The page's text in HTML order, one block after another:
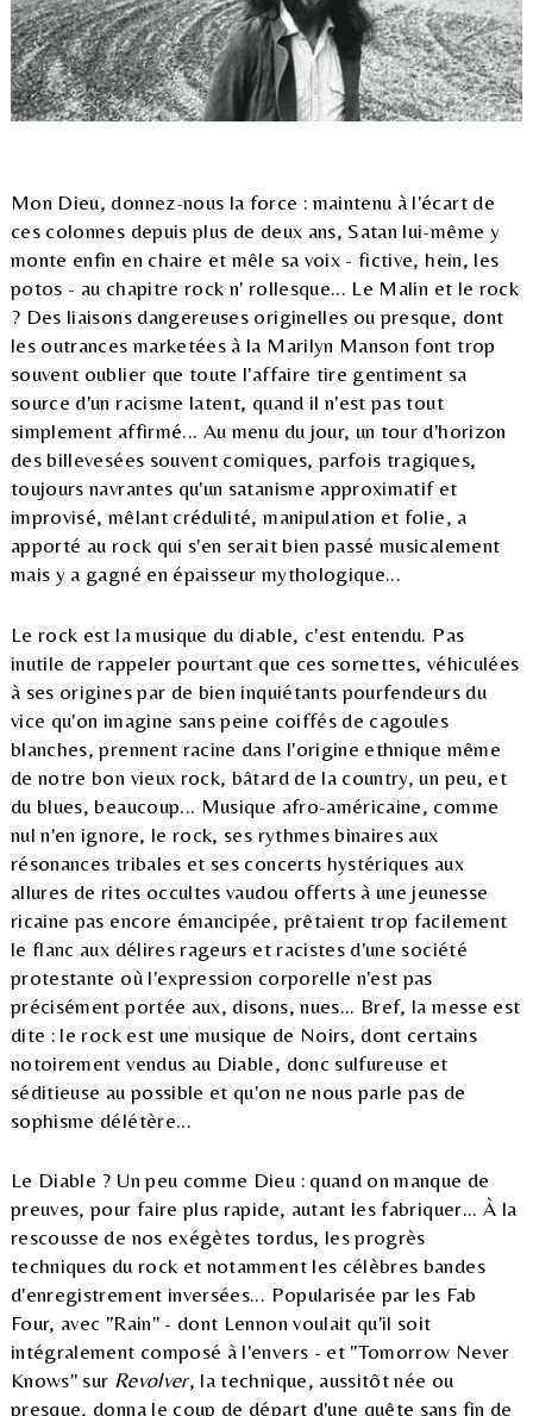
Mon Dieu, donnez-nous la force : maintenu à l'écart de
ces colonnes depuis plus de deux ans, Satan lui-même y
monte enfin en chaire et mêle sa voix - fictive, hein, les
potos - au chapitre rock n' rollesque... Le Malin et le rock
? Des liaisons dangereuses originelles ou presque, dont
les outrances marketées à la Marilyn Manson font trop
souvent oublier que toute l'affaire tire gentiment sa
source d'un racisme latent, quand il n'est pas tout
simplement affirmé... Au menu du jour, un tour d'horizon
des billevesées souvent comiques, parfois tragiques,
toujours navrantes qu'un satanisme approximatif et
improvisé, mêlant crédulité, manipulation et folie, a
apporté au rock qui s'en serait bien passé musicalement
mais y a gagné en épaisseur mythologique...
Le rock est la musique du diable, c'est entendu. Pas
inutile de rappeler pourtant que ces sornettes, véhiculées
à ses origines par de bien inquiétants pourfendeurs du
vice qu'on imagine sans peine coiffés de cagoules
blanches, prennent racine dans l'origine ethnique même
de notre bon vieux rock, bâtard de la country, un peu, et
du blues, beaucoup... Musique afro-américaine, comme
nul n'en ignore, le rock, ses rythmes binaires aux
résonances tribales et ses concerts hystériques aux
allures de rites occultes vaudou offerts à une jeunesse
ricaine pas encore émancipée, prêtaient trop facilement
le flanc aux délires rageurs et racistes d'une société
protestante où l'expression corporelle n'est pas
précisément portée aux, disons, nues... Bref, la messe est
dite : le rock est une musique de Noirs, dont certains
notoirement vendus au Diable, donc sulfureuse et
séditieuse au possible et qu'on ne nous parle pas de
sophisme délétère...
Le Diable ? Un peu comme Dieu : quand on manque de
preuves, pour faire plus rapide, autant les fabriquer... À la
rescousse de nos exégètes tordus, les progrès
techniques du rock et notamment les célèbres bandes
d'enregistrement inversées... Popularisée par les Fab
Four, avec "Rain" - dont Lennon voulait qu'il soit
intégralement composé à l'envers - et "Tomorrow Never
Knows" sur Revolver, la technique, aussitôt née ou
presque, donna le coup de départ d'une quête sans fin de